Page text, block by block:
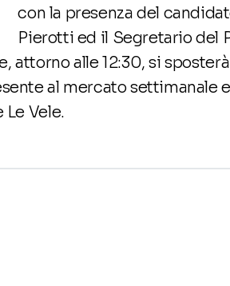
con la presenza del
Pierotti ed il Segretario del
attorno alle 12:30, si
al mercato settimanale
Vele.